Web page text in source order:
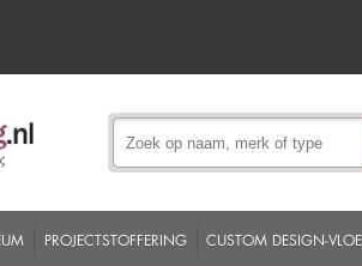
PROJECTSTOFFERING CUSTOM DESIGN-